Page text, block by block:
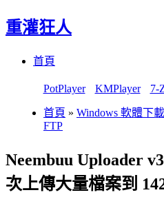
重灌狂人
首頁
PotPlayer KMPlayer 7-
首頁 » Windows 軟體下載
FTP
Neembuu Uploader
次上傳大量檔案到